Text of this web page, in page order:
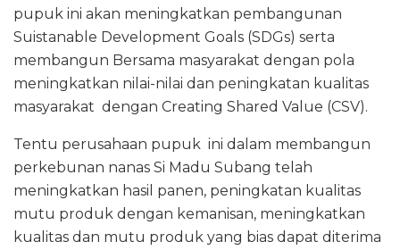
pupuk ini akan meningkatkan pembangunan
Suistanable Development Goals (SDGs) serta
membangun Bersama masyarakat dengan pola
meningkatkan nilai-nilai dan peningkatan kualitas
masyarakat dengan Creating Shared Value (CSV).
Tentu perusahaan pupuk ini dalam membangun
perkebunan nanas Si Madu Subang telah
meningkatkan hasil panen, peningkatan kualitas
mutu produk dengan kemanisan, meningkatkan
kualitas dan mutu produk yang bias dapat diterima